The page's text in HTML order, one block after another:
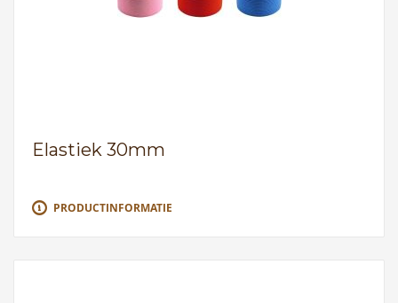
Elastiek 30mm
PRODUCTINFORMATIE